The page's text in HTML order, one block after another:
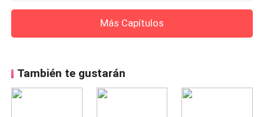
Más Capítulos
También te gustarán